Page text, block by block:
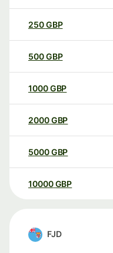
250GBP
500GBP
1000GBP
2000GBP
5000GBP
10000 GBP
FJD